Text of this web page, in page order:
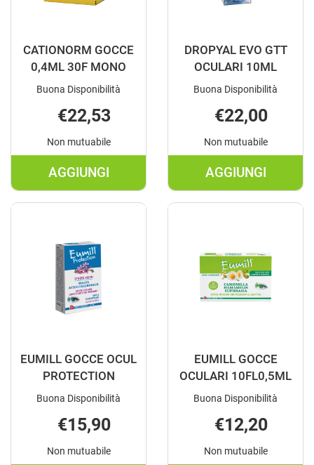
CATIONORM GOCCE
0,4ML 30F MONO
Buona Disponibilità
€22,53
Non mutuabile
AGGIUNGI
AGGIUNGI CATIONORM
GOCCE
30F
MONO AL
CARRELLO
DROPYAL EVO GTT
OCULARI 10ML
Buona Disponibilità
€22,00
Non mutuabile
AGGIUNGI
AGGIUNGI
EVO
10ML AL
CARRELLO
EUMILL GOCCE OCUL
PROTECTION
Buona Disponibilità
€15,90
Non mutuabile
EUMILL GOCCE
OCULARI 10FL0,5ML
Buona Disponibilità
€12,20
Non mutuabile